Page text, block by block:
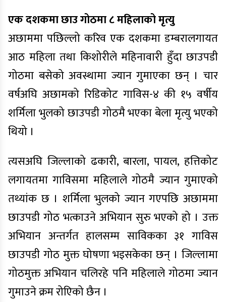
एक दशकमा छाउ गोठमा ८ महिलाको मृत्यु
अछाममा पछिल्लो करिव एक दशकमा डम्बरालगायत
आठ महिला तथा किशोरीले महिनावारी हुँदा छाउपडी
गोठमा बसेको अवस्थामा ज्यान गुमाएका छन् । चार
वर्षअघि अछामको रिडिकोट गाविस-४ की १५ वर्षीय
शर्मिला भुलको छाउपडी गोठमै भएका बेला मृत्यु भएको
थियो ।
त्यसअघि जिल्लाको ढकारी, बारला, पायल, हत्तिकोट
लगायतमा गाविसमा महिलाले गोठमै ज्यान गुमाएको
तथ्यांक छ । शर्मिला भुलको ज्यान गएपछि अछाममा
छाउपडी गोठ भत्काउने अभियान सुरु भएको हो । उक्त
अभियान अन्तर्गत हालसम्म साविकका ३१ गाविस
छाउपडी गोठ मुक्त घोषणा भइसकेका छन् । जिल्लामा
गोठमुक्त अभियान चलिरहे पनि महिलाले गोठमा ज्यान
गुमाउने क्रम रोएिको छैन ।